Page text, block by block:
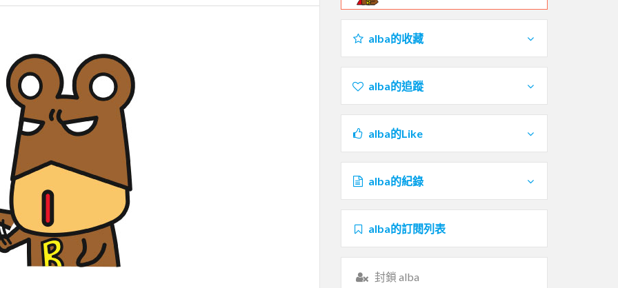
alba的收藏
alba的追蹤
alba的Like
alba的紀錄
alba的訂閱列表
封鎖 alba